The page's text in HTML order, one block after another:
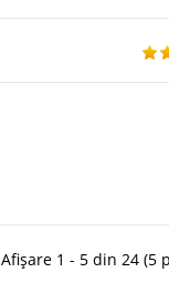
Afișare 1 - 5 din 24 (5